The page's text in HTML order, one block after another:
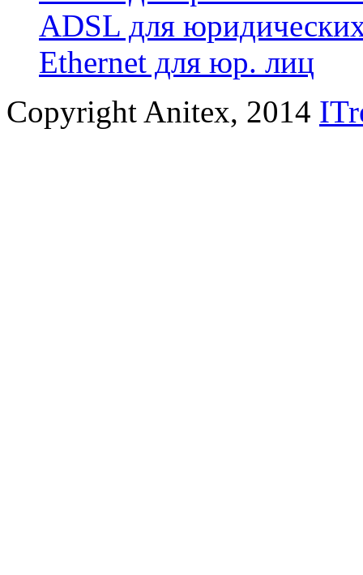
ADSL для
Ethernet для юр. лиц
Copyright Anitex, 2014